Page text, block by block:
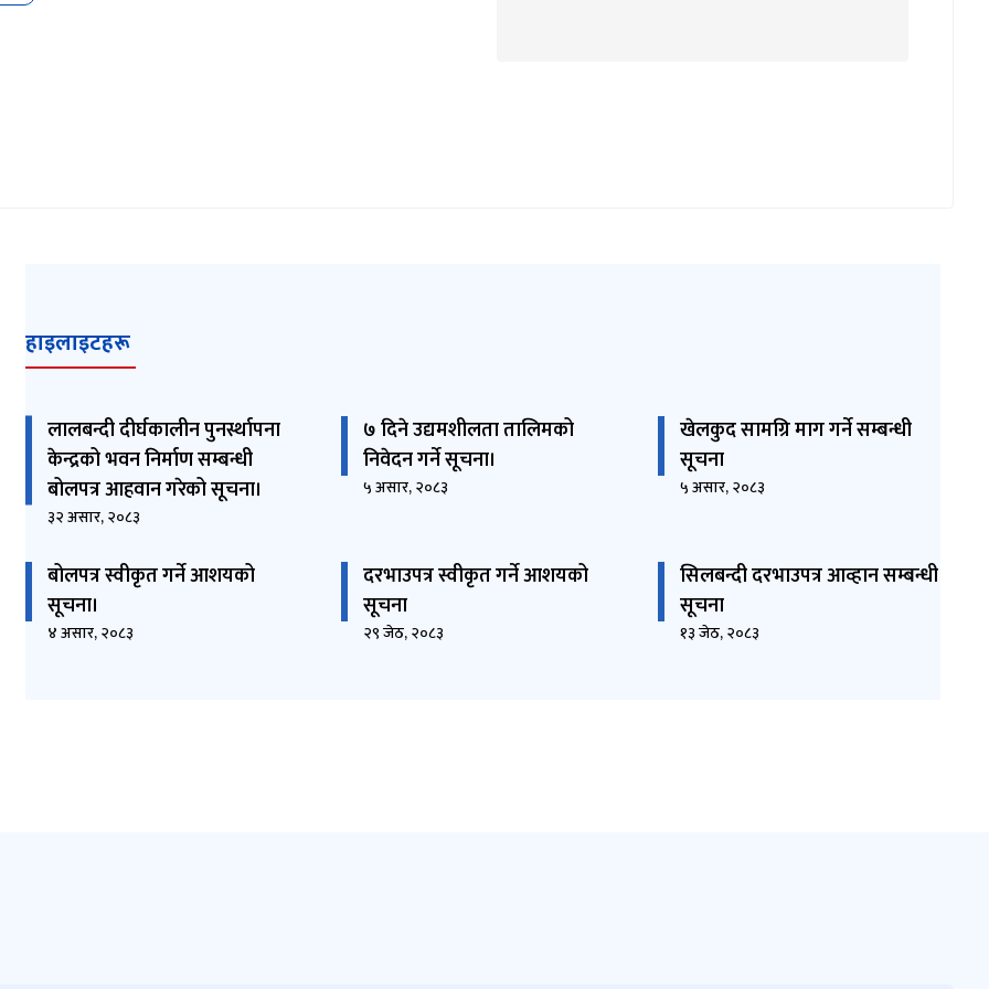
हाइलाइटहरू
लालबन्दी दीर्घकालीन पुनर्स्थापना
केन्द्रको भवन निर्माण सम्बन्धी
बोलपत्र आहवान गरेको सूचना।
३२ असार, २०८३
७ दिने उद्यमशीलता तालिमको
निवेदन गर्ने सूचना।
५ असार, २०८३
खेलकुद सामग्रि माग गर्ने सम्बन्धी
सूचना
५ असार, २०८३
बोलपत्र स्वीकृत गर्ने आशयको
सूचना।
४ असार, २०८३
दरभाउपत्र स्वीकृत गर्ने आशयको
सूचना
२९ जेठ, २०८३
सिलबन्दी दरभाउपत्र आव्हान सम्बन्धी
सूचना
१३ जेठ, २०८३